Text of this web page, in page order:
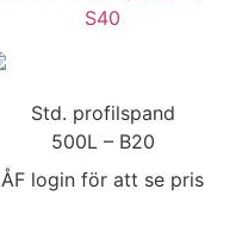
Std. profilspand
500L – B20
ÅF login för att se pris